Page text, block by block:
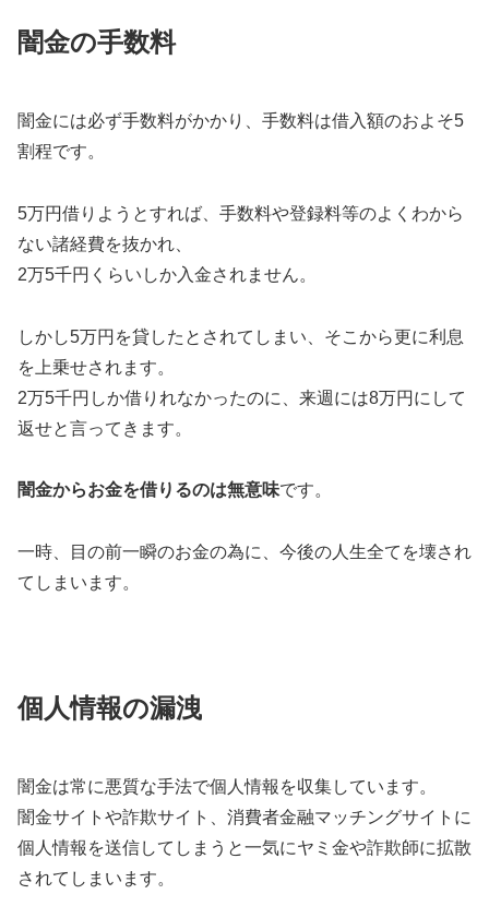
闇金の手数料
闇金には必ず手数料がかかり、手数料は借入額のおよそ5
割程です。
5万円借りようとすれば、手数料や登録料等のよくわから
ない諸経費を抜かれ、
2万5千円くらいしか入金されません。
しかし5万円を貸したとされてしまい、そこから更に利息
を上乗せされます。
2万5千円しか借りれなかったのに、来週には8万円にして
返せと言ってきます。
闇金からお金を借りるのは無意味です。
一時、目の前一瞬のお金の為に、今後の人生全てを壊され
てしまいます。
個人情報の漏洩
闇金は常に悪質な手法で個人情報を収集しています。
闇金サイトや詐欺サイト、消費者金融マッチングサイトに
個人情報を送信してしまうと一気にヤミ金や詐欺師に拡散
されてしまいます。